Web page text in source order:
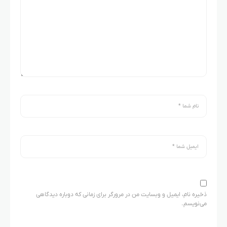
ذخیره نام، ایمیل و وبسایت من در مرورگر برای زمانی که دوباره دیدگاهی
می‌نویسم.